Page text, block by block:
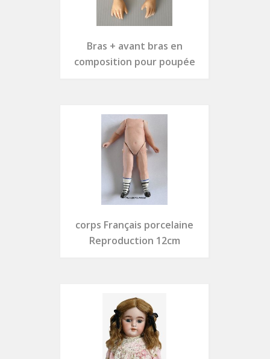
Bras + avant bras en
composition pour poupée
corps Français porcelaine
Reproduction 12cm